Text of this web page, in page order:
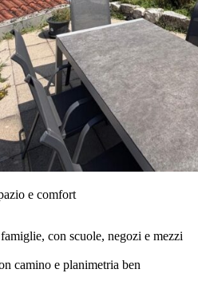
e comfort
con scuole, negozi e mezzi
camino e planimetria ben